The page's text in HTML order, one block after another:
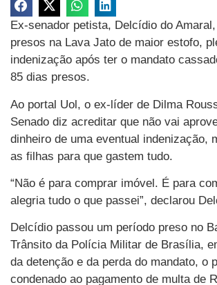
Ex-senador petista, Delcídio do
presos na Lava Jato de maior estofo,
indenização após ter o mandato
85 dias presos.
Ao portal Uol, o ex-líder de Dilma
Senado diz acreditar que não vai
dinheiro de uma eventual indenização,
as filhas para que gastem tudo.
“Não é para comprar imóvel. É para
alegria tudo o que passei”, declarou
Delcídio passou um período preso no
Trânsito da Polícia Militar de Brasília,
da detenção e da perda do mandato, o
condenado ao pagamento de multa de